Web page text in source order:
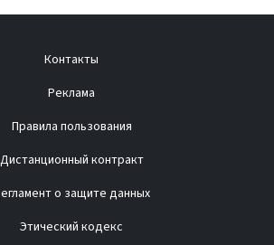
Контакты
Реклама
Правила пользования
Дистанционный контракт
о защите данных
Этический кодекс